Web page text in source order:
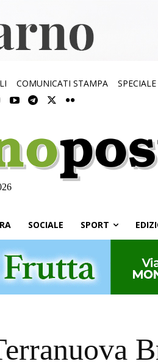
COMUNICATI STAMPA
SOCIALE SPORT